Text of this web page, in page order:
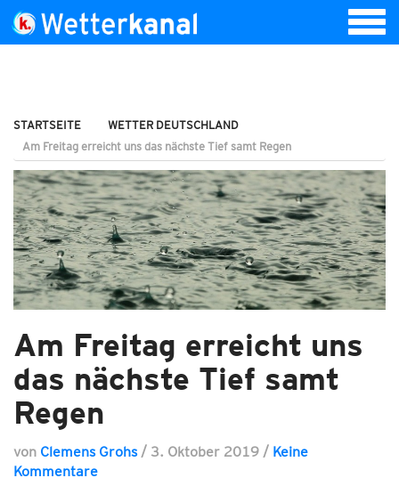
STARTSEITE
WETTER DEUTSCHLAND
Am Freitag erreicht uns das nächste Tief samt Regen
Am Freitag erreicht uns
das nächste Tief samt
Regen
von Clemens Grohs / 3. Oktober 2019 / Keine
Kommentare